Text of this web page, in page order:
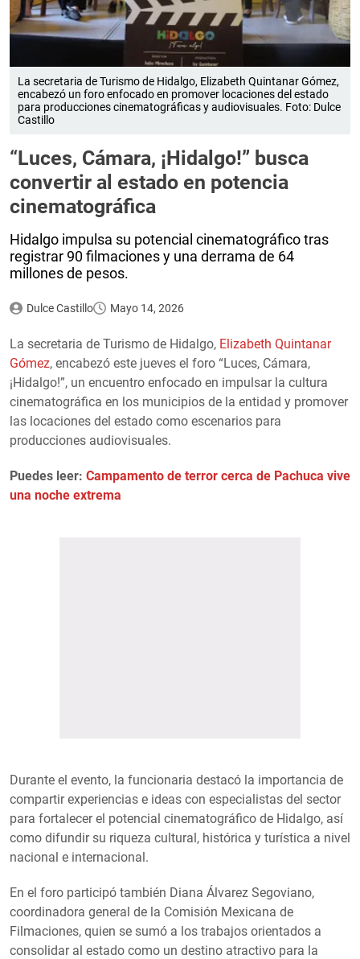
La secretaria de Turismo de Hidalgo, Elizabeth Quintanar Gómez,
encabezó un foro enfocado en promover locaciones del estado
para producciones cinematográficas y audiovisuales. Foto: Dulce
Castillo
“Luces, Cámara, ¡Hidalgo!” busca
convertir al estado en potencia
cinematográfica
Hidalgo impulsa su potencial cinematográfico tras
registrar 90 filmaciones y una derrama de 64
millones de pesos.
Dulce Castillo Mayo 14, 2026
La secretaria de Turismo de Hidalgo, Elizabeth Quintanar
Gómez, encabezó este jueves el foro “Luces, Cámara,
¡Hidalgo!”, un encuentro enfocado en impulsar la cultura
cinematográfica en los municipios de la entidad y promover
las locaciones del estado como escenarios para
producciones audiovisuales.
Puedes leer: Campamento de terror cerca de Pachuca vive
una noche extrema
Durante el evento, la funcionaria destacó la importancia de
compartir experiencias e ideas con especialistas del sector
para fortalecer el potencial cinematográfico de Hidalgo, así
como difundir su riqueza cultural, histórica y turística a nivel
nacional e internacional.
En el foro participó también Diana Álvarez Segoviano,
coordinadora general de la Comisión Mexicana de
Filmaciones, quien se sumó a los trabajos orientados a
consolidar al estado como un destino atractivo para la